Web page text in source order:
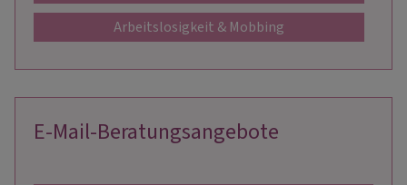
Arbeitslosigkeit & Mobbing
E-Mail-Beratungsangebote